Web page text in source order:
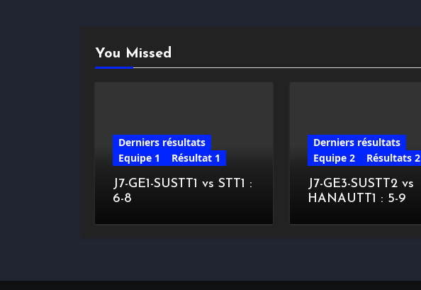
You Missed
Derniers résultats
Equipe 1
Résultat 1
J7-GE1-SUSTT1 vs STT1 :
6-8
Derniers résultats
Equipe 2
Résultats 2
J7-GE3-SUSTT2 vs
HANAUTT1 : 5-9